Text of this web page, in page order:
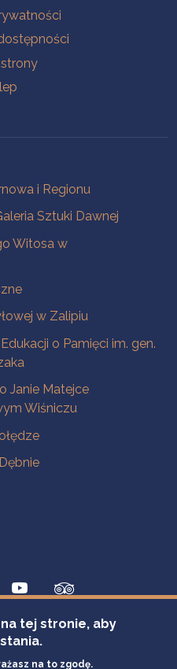
i Regionu
Sztuki Dawnej
Witosa w
w Zalipiu
o Pamięci im. gen.
Janie Matejce
Wiśniczu
tej stronie, aby
na to zgodę.